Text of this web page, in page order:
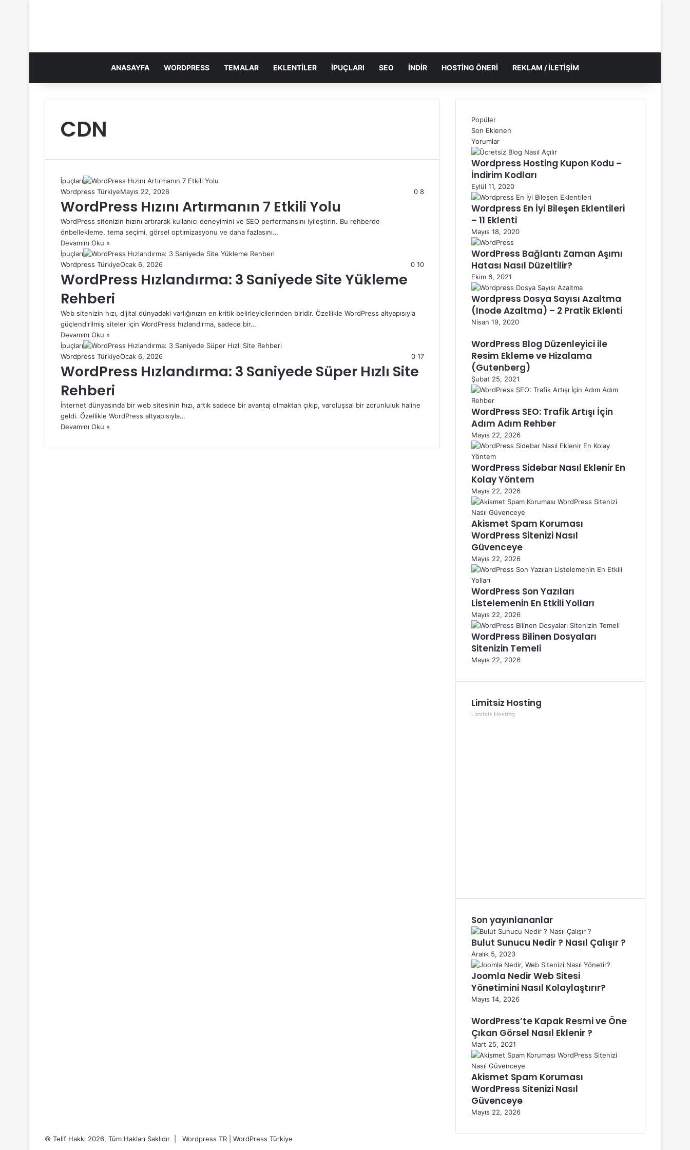
ANASAYFA WORDPRESS TEMALAR EKLENTILER İPUÇLARI SEO İNDIR HOSTING ÖNERI REKLAM / İLETIŞIM
CDN
İpuçları
Wordpress TürkiyeMayıs 22, 2026 0 8
WordPress Hızını Artırmanın 7 Etkili Yolu
WordPress sitenizin hızını artırarak kullanıcı deneyimini ve SEO performansını iyileştirin. Bu rehberde
önbellekleme, tema seçimi, görsel optimizasyonu ve daha fazlasını…
Devamını Oku »
İpuçları
Wordpress TürkiyeOcak 6, 2026 0 10
WordPress Hızlandırma: 3 Saniyede Site Yükleme
Rehberi
Web sitenizin hızı, dijital dünyadaki varlığınızın en kritik belirleyicilerinden biridir. Özellikle WordPress altyapısıyla
güçlendirilmiş siteler için WordPress hızlandırma, sadece bir…
Devamını Oku »
İpuçları
Wordpress TürkiyeOcak 6, 2026 0 17
WordPress Hızlandırma: 3 Saniyede Süper Hızlı Site
Rehberi
İnternet dünyasında bir web sitesinin hızı, artık sadece bir avantaj olmaktan çıkıp, varoluşsal bir zorunluluk haline
geldi. Özellikle WordPress altyapısıyla…
Devamını Oku »
Popüler
Son Eklenen
Yorumlar
Wordpress Hosting Kupon Kodu –
İndirim Kodları
Eylül 11, 2020
Wordpress En İyi Bileşen Eklentileri
– 11 Eklenti
Mayıs 18, 2020
WordPress Bağlantı Zaman Aşımı
Hatası Nasıl Düzeltilir?
Ekim 6, 2021
Wordpress Dosya Sayısı Azaltma
(Inode Azaltma) – 2 Pratik Eklenti
Nisan 19, 2020
WordPress Blog Düzenleyici ile
Resim Ekleme ve Hizalama
(Gutenberg)
Şubat 25, 2021
WordPress SEO: Trafik Artışı İçin
Adım Adım Rehber
Mayıs 22, 2026
WordPress Sidebar Nasıl Eklenir En
Kolay Yöntem
Mayıs 22, 2026
Akismet Spam Koruması
WordPress Sitenizi Nasıl
Güvenceye
Mayıs 22, 2026
WordPress Son Yazıları
Listelemenin En Etkili Yolları
Mayıs 22, 2026
WordPress Bilinen Dosyaları
Sitenizin Temeli
Mayıs 22, 2026
Limitsiz Hosting
Limitsiz Hosting
Son yayınlananlar
Bulut Sunucu Nedir ? Nasıl Çalışır ?
Aralık 5, 2023
Joomla Nedir Web Sitesi
Yönetimini Nasıl Kolaylaştırır?
Mayıs 14, 2026
WordPress’te Kapak Resmi ve Öne
Çıkan Görsel Nasıl Eklenir ?
Mart 25, 2021
Akismet Spam Koruması
WordPress Sitenizi Nasıl
Güvenceye
Mayıs 22, 2026
© Telif Hakkı 2026, Tüm Hakları Saklıdır | Wordpress TR | WordPress Türkiye